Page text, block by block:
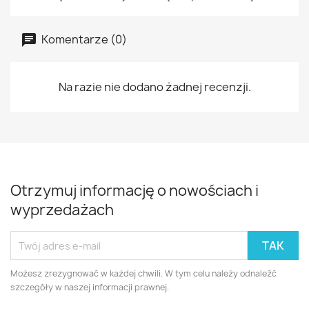
Komentarze (0)
Na razie nie dodano żadnej recenzji.
Otrzymuj informację o nowościach i
wyprzedażach
Możesz zrezygnować w każdej chwili. W tym celu należy odnaleźć
szczegóły w naszej informacji prawnej.